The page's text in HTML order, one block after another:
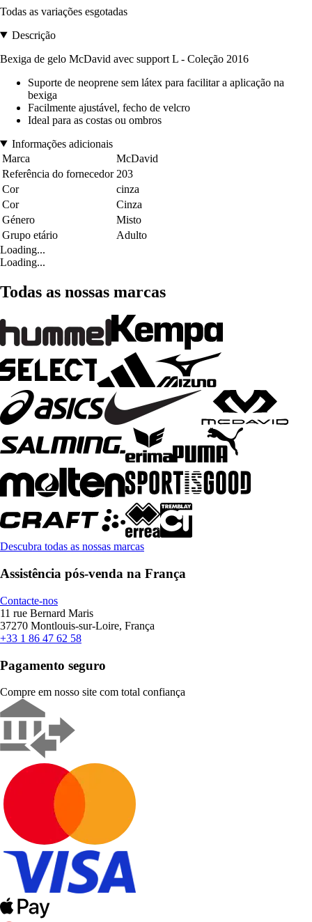
Todas as variações esgotadas
Descrição
Bexiga de gelo McDavid avec support L - Coleção 2016
Suporte de neoprene sem látex para facilitar a aplicação na
bexiga
Facilmente ajustável, fecho de velcro
Ideal para as costas ou ombros
Informações adicionais
Marca
McDavid
Referência do fornecedor 203
Cor
cinza
Cor
Cinza
Género
Misto
Grupo etário
Adulto
Loading...
Loading...
Todas as nossas marcas
Descubra todas as nossas marcas
Assistência pós-venda na França
Contacte-nos
11 rue Bernard Maris
37270 Montlouis-sur-Loire, França
+33 1 86 47 62 58
Pagamento seguro
Compre em nosso site com total confiança